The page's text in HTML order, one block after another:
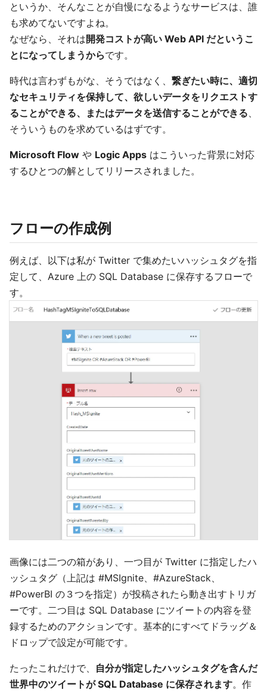
というか、そんなことが自慢になるようなサービスは、誰
も求めてないですよね。
なぜなら、それは開発コストが高い Web API だというこ
とになってしまうからです。
時代は言わずもがな、そうではなく、 繋ぎたい時に、適切
なセキュリティを保持して、欲しいデータをリクエストす
ることができる、またはデータを送信することができる、
そういうものを求めているはずです。
Microsoft Flow や Logic Apps はこういった背景に対応
するひとつの解としてリリースされました。
フローの作成例
例えば、以下は私が Twitter で集めたいハッシュタグを指
定して、Azure 上の SQL Database に保存するフローで
す。
画像には二つの箱があり、一つ目が Twitter に指定したハ
ッシュタグ（上記は #MSIgnite、#AzureStack、
#PowerBI の３つを指定）が投稿されたら動き出すトリガ
ーです。二つ目は SQL Database にツイートの内容を登
録するためのアクションです。基本的にすべてドラッグ＆
ドロップで設定が可能です。
たったこれだけで、 自分が指定したハッシュタグを含んだ
世界中のツイートが SQL Database に保存されます。作